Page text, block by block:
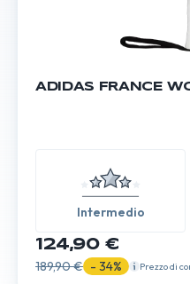
ADIDAS FRANCE
Intermedio
124,90 €
189,90 € - 34% Prezzo di